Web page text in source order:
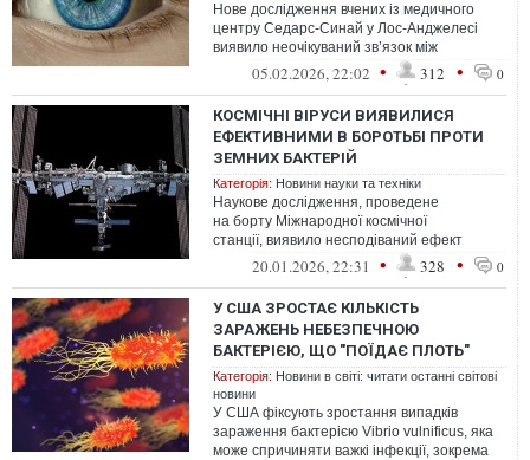
Нове дослідження вчених із медичного
центру Седарс-Синай у Лос-Анджелесі
виявило неочікуваний зв’язок між
поширеною бактерією
та розвитком хвороби Аль...
05.02.2026, 22:02 • 312 • 0
КОСМІЧНІ ВІРУСИ ВИЯВИЛИСЯ
ЕФЕКТИВНИМИ В БОРОТЬБІ ПРОТИ
ЗЕМНИХ БАКТЕРІЙ
Категорія: Новини науки та техніки
Наукове дослідження, проведене
на борту Міжнародної космічної
станції, виявило несподіваний ефект
впливу мікрогравітації на еволюційне
протистояння ба...
20.01.2026, 22:31 • 328 • 0
У США ЗРОСТАЄ КІЛЬКІСТЬ
ЗАРАЖЕНЬ НЕБЕЗПЕЧНОЮ
БАКТЕРІЄЮ, ЩО "ПОЇДАЄ ПЛОТЬ"
Категорія: Новини в світі: читати останні світові
новини
У США фіксують зростання випадків
зараження бактерією Vibrio vulnificus, яка
може спричиняти важкі інфекції, зокрема